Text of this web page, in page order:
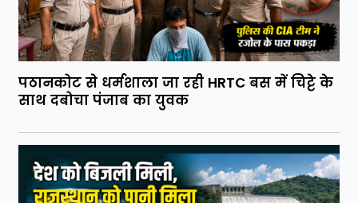
पठानकोट से धर्मशाला जा रही HRTC बस में चिट्टे के
साथ दबोचा पंजाब का युवक